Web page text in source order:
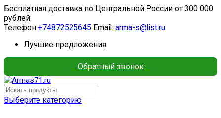
Бесплатная доставка по Центральной России от 300 000
рублей.
Телефон +74872525645 Email: arma-s@list.ru
Лучшие предложения
Обратный звонок
Выберите категорию